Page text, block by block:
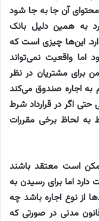
آن جا به جا شود
به همین دلیل بانک
این‌ها چیزی است که
اما واقعیت نمی‌تواند
برای مشتریان در نظر
به اجاره صندوق می‌کند
حتی اگر در قرارداد شرط
به لحاظ برخی مقررات
است معتقد باشند
اما برای رسیدن به
از نوع اجاره باشد چه
و چه از قراردادهای موضوع ماده ۱۰ قانون مدنی در صورتی که